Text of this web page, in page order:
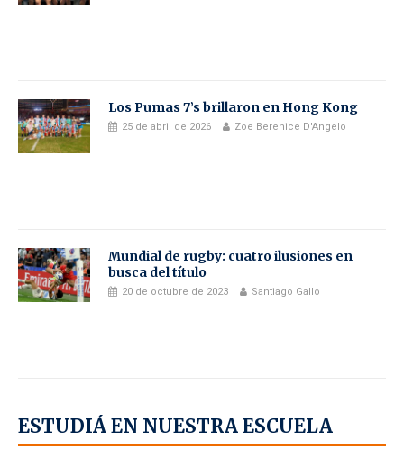
Los Pumas 7’s brillaron en Hong Kong
25 de abril de 2026 Zoe Berenice D'Angelo
Mundial de rugby: cuatro ilusiones en
busca del título
20 de octubre de 2023 Santiago Gallo
ESTUDIÁ EN NUESTRA ESCUELA